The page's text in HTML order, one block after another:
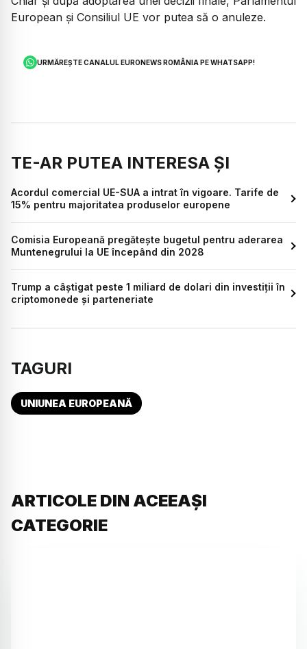
European și Consiliul UE vor putea să o anuleze.
URMĂREȘTE CANALUL EURONEWS ROMÂNIA PE WHATSAPP!
TE-AR PUTEA INTERESA ȘI
Acordul comercial UE-SUA a intrat în vigoare. Tarife de
15% pentru majoritatea produselor europene
Comisia Europeană pregătește bugetul pentru aderarea
Muntenegrului la UE începând din 2028
Trump a câștigat peste 1 miliard de dolari din investiții în
criptomonede și parteneriate
TAGURI
UNIUNEA EUROPEANĂ
ARTICOLE DIN ACEEAȘI
CATEGORIE